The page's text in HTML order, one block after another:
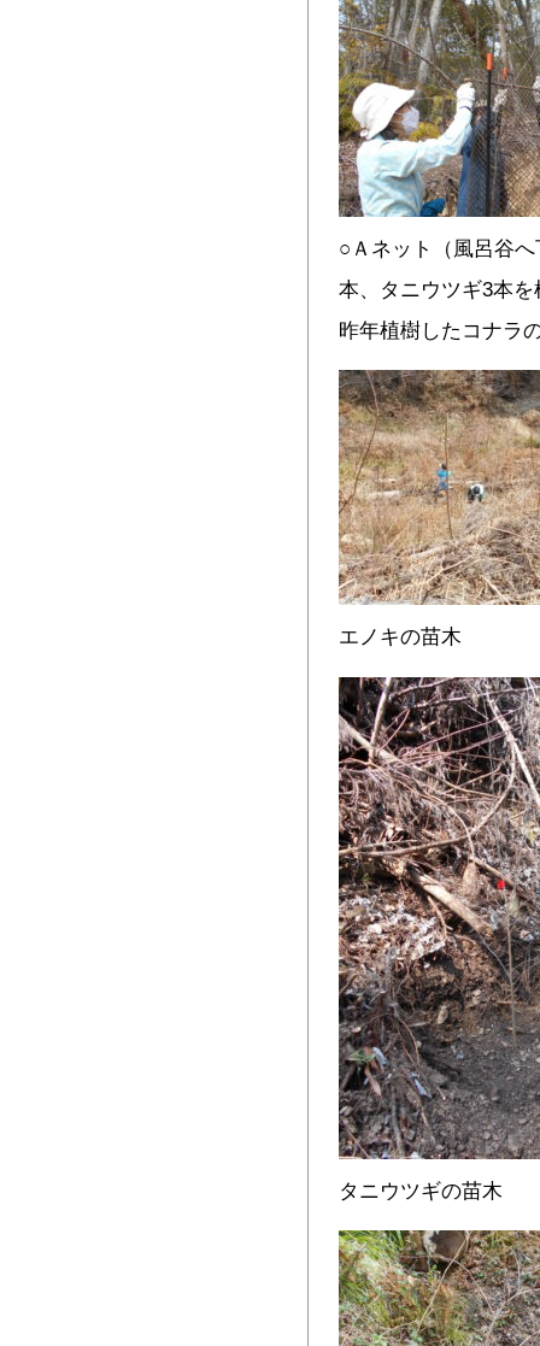
○Ａネット（風呂谷
本、タニウツギ3本を
昨年植樹したコナラ
エノキの苗木
タニウツギの苗木